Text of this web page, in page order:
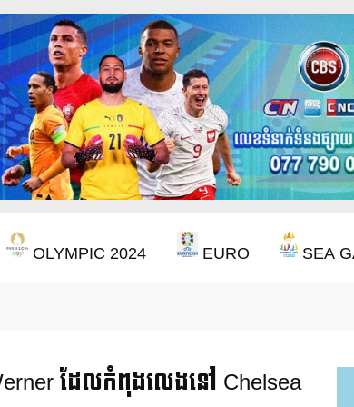
OLYMPIC 2024 EURO SEA
វាន់បន្ថែមទៀត បន្ទាប់ពី Aston Villa ឈ្នះពាន Europa League
ដែលកំពុងលេងនៅ Chelsea